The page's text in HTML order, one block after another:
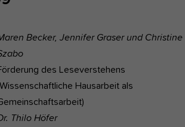
Becker, Jennifer Graser und Christine
des Leseverstehens
Hausarbeit als
Thilo Höfer